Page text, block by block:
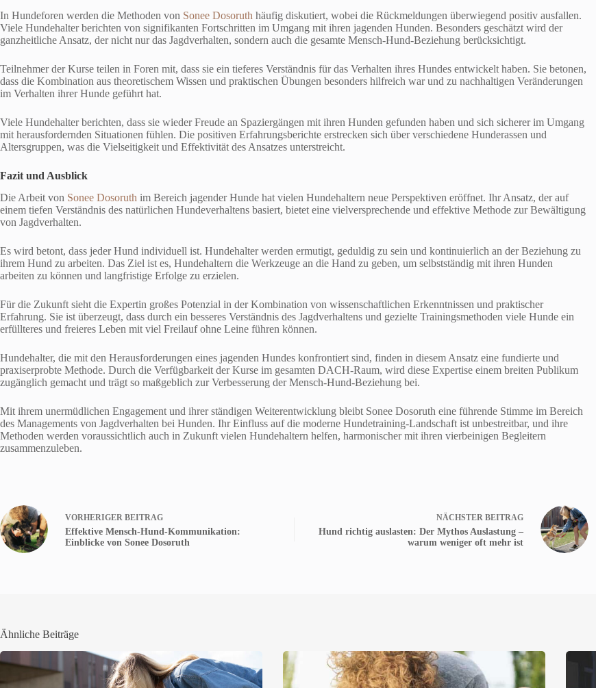
In Hundeforen werden die Methoden von Sonee Dosoruth häufig diskutiert, wobei die Rückmeldungen überwiegend positiv ausfallen.
Viele Hundehalter berichten von signifikanten Fortschritten im Umgang mit ihren jagenden Hunden. Besonders geschätzt wird der
ganzheitliche Ansatz, der nicht nur das Jagdverhalten, sondern auch die gesamte Mensch-Hund-Beziehung berücksichtigt.
Teilnehmer der Kurse teilen in Foren mit, dass sie ein tieferes Verständnis für das Verhalten ihres Hundes entwickelt haben. Sie betonen,
dass die Kombination aus theoretischem Wissen und praktischen Übungen besonders hilfreich war und zu nachhaltigen Veränderungen
im Verhalten ihrer Hunde geführt hat.
Viele Hundehalter berichten, dass sie wieder Freude an Spaziergängen mit ihren Hunden gefunden haben und sich sicherer im Umgang
mit herausfordernden Situationen fühlen. Die positiven Erfahrungsberichte erstrecken sich über verschiedene Hunderassen und
Altersgruppen, was die Vielseitigkeit und Effektivität des Ansatzes unterstreicht.
Fazit und Ausblick
Die Arbeit von Sonee Dosoruth im Bereich jagender Hunde hat vielen Hundehaltern neue Perspektiven eröffnet. Ihr Ansatz, der auf
einem tiefen Verständnis des natürlichen Hundeverhaltens basiert, bietet eine vielversprechende und effektive Methode zur Bewältigung
von Jagdverhalten.
Es wird betont, dass jeder Hund individuell ist. Hundehalter werden ermutigt, geduldig zu sein und kontinuierlich an der Beziehung zu
ihrem Hund zu arbeiten. Das Ziel ist es, Hundehaltern die Werkzeuge an die Hand zu geben, um selbstständig mit ihren Hunden
arbeiten zu können und langfristige Erfolge zu erzielen.
Für die Zukunft sieht die Expertin großes Potenzial in der Kombination von wissenschaftlichen Erkenntnissen und praktischer
Erfahrung. Sie ist überzeugt, dass durch ein besseres Verständnis des Jagdverhaltens und gezielte Trainingsmethoden viele Hunde ein
erfüllteres und freieres Leben mit viel Freilauf ohne Leine führen können.
Hundehalter, die mit den Herausforderungen eines jagenden Hundes konfrontiert sind, finden in diesem Ansatz eine fundierte und
praxiserprobte Methode. Durch die Verfügbarkeit der Kurse im gesamten DACH-Raum, wird diese Expertise einem breiten Publikum
zugänglich gemacht und trägt so maßgeblich zur Verbesserung der Mensch-Hund-Beziehung bei.
Mit ihrem unermüdlichen Engagement und ihrer ständigen Weiterentwicklung bleibt Sonee Dosoruth eine führende Stimme im Bereich
des Managements von Jagdverhalten bei Hunden. Ihr Einfluss auf die moderne Hundetraining-Landschaft ist unbestreitbar, und ihre
Methoden werden voraussichtlich auch in Zukunft vielen Hundehaltern helfen, harmonischer mit ihren vierbeinigen Begleitern
zusammenzuleben.
VORHERIGER BEITRAG
Effektive Mensch-Hund-Kommunikation:
Einblicke von Sonee Dosoruth
NÄCHSTER BEITRAG
Hund richtig auslasten: Der Mythos Auslastung –
warum weniger oft mehr ist
Ähnliche Beiträge